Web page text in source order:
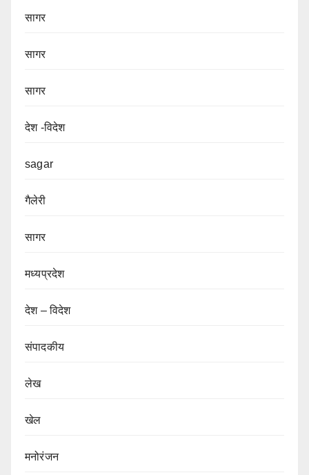
सागर
सागर
सागर
देश -विदेश
sagar
गैलेरी
सागर
मध्यप्रदेश
देश – विदेश
संपादकीय
लेख
खेल
मनोरंजन